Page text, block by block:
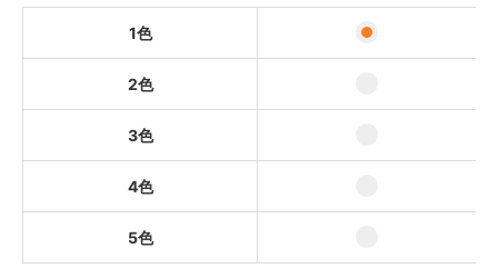
3色
60,000円(税込66,000円)
1色
2色
3色
4色
5色